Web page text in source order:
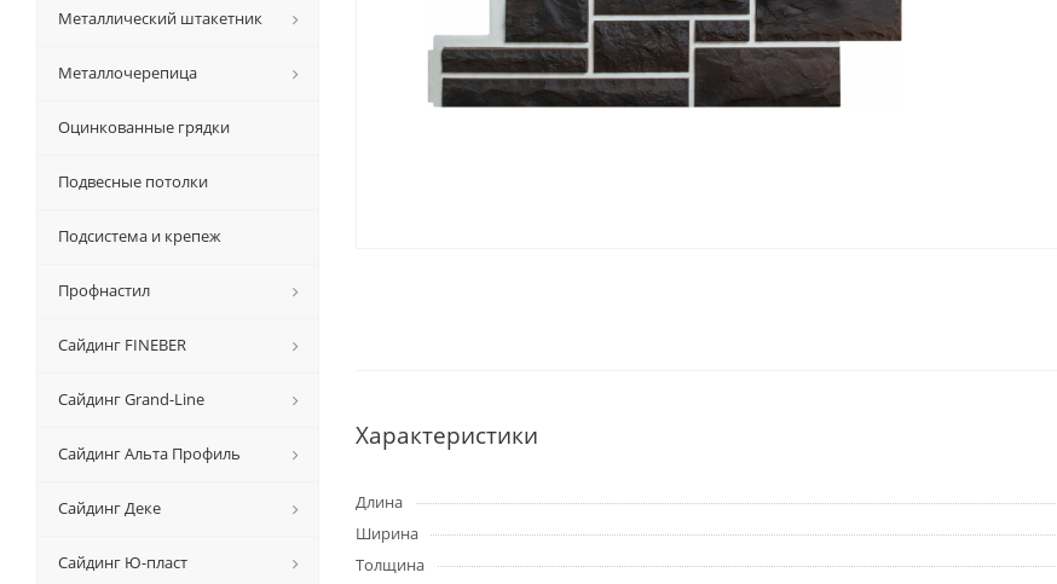
Характеристики
Длина
Ширина
Толщина
Металлический штакетник
Металлочерепица
Оцинкованные грядки
Подвесные потолки
Подсистема и крепеж
Профнастил
Сайдинг FINEBER
Сайдинг Grand-Line
Сайдинг Альта Профиль
Сайдинг Деке
Сайдинг Ю-пласт